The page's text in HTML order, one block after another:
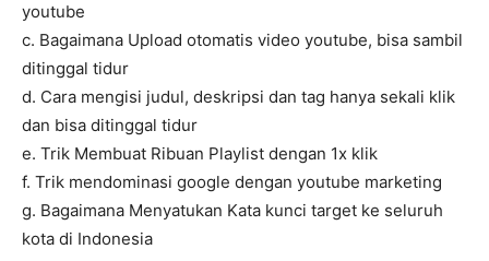
youtube
c. Bagaimana Upload otomatis video youtube, bisa sambil
ditinggal tidur
d. Cara mengisi judul, deskripsi dan tag hanya sekali klik
dan bisa ditinggal tidur
e. Trik Membuat Ribuan Playlist dengan 1x klik
f. Trik mendominasi google dengan youtube marketing
g. Bagaimana Menyatukan Kata kunci target ke seluruh
kota di Indonesia